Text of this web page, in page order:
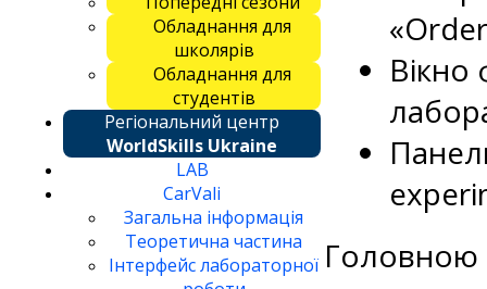
Обладнання для
школярів
Обладнання для
студентів
Регіональний центр
WorldSkills Ukraine
LAB
CarVali
Загальна інформація
Теоретична частина
Інтерфейс лабораторної
Вікно
Головною